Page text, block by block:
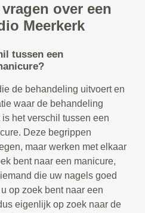
over een
Meerkerk
tussen een
de behandeling uitvoert en
waar de behandeling
het verschil tussen een
Deze begrippen
maar werken met elkaar
bent naar een manicure,
die uw nagels goed
op zoek bent naar een
eigenlijk op zoek naar de